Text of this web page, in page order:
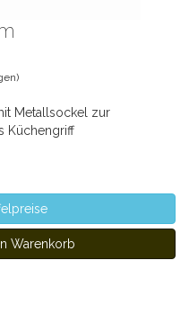
Metallsockel zur
Küchengriff
Warenkorb